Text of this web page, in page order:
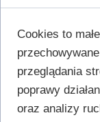
Zakupy
w https://
Cookies to
przeglądania
poprawy
oraz analizy